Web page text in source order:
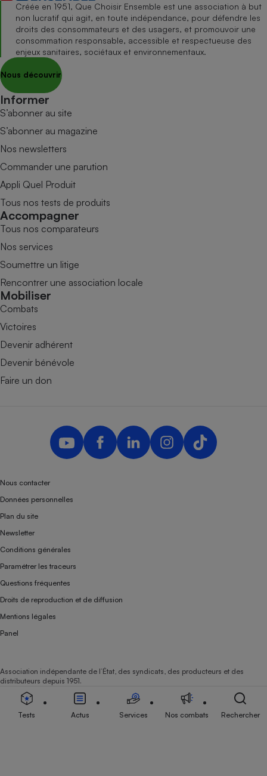
Créée en 1951, Que Choisir Ensemble est une association à but
non lucratif qui agit, en toute indépendance, pour défendre les
droits des consommateurs et des usagers, et promouvoir une
consommation responsable, accessible et respectueuse des
enjeux sanitaires, sociétaux et environnementaux.
Nous découvrir
Informer
S’abonner au site
S’abonner au magazine
Nos newsletters
Commander une parution
Appli Quel Produit
Tous nos tests de produits
Accompagner
Tous nos comparateurs
Nos services
Soumettre un litige
Rencontrer une association locale
Mobiliser
Combats
Victoires
Devenir adhérent
Devenir bénévole
Faire un don
Nous contacter
Données personnelles
Plan du site
Newsletter
Conditions générales
Paramétrer les traceurs
Questions fréquentes
Droits de reproduction et de diffusion
Mentions légales
Panel
Association indépendante de l’État, des syndicats, des producteurs et des
distributeurs depuis 1951.
Tests Actus Services Nos combats Rechercher